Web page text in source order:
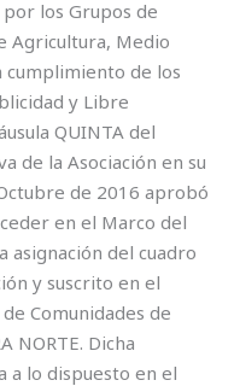
los Grupos de
Agricultura, Medio
cumplimiento de los
y Libre
QUINTA del
de la Asociación en su
de 2016 aprobó
en el Marco del
asignación del cuadro
y suscrito en el
Comunidades de
NORTE. Dicha
a lo dispuesto en el